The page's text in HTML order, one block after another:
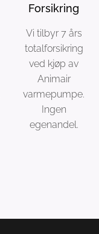
Forsikring
Vi tilbyr 7 års
totalforsikring
ved kjøp av
Animair
varmepumpe.
Ingen
egenandel.